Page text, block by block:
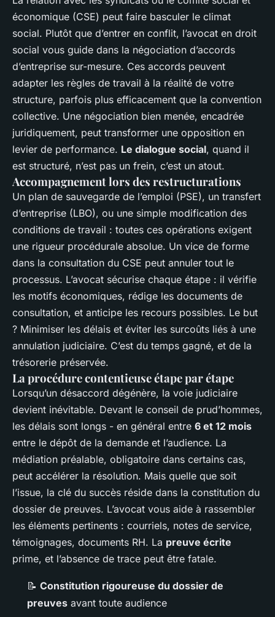
économique (CSE) peut faire basculer le climat
social. Plutôt que d’entrer en conflit, l’avocat en droit
social vous guide dans la négociation d’accords
d’entreprise sur-mesure. Ces accords peuvent
adapter les règles de travail à la réalité de votre
structure, parfois plus efficacement que la convention
collective. Une négociation bien menée, encadrée
juridiquement, peut transformer une opposition en
levier de performance. Le dialogue social, quand il
est structuré, n’est pas un frein, c’est un atout.
Accompagnement lors des restructurations
Un plan de sauvegarde de l’emploi (PSE), un transfert
d’entreprise (LBO), ou une simple modification des
conditions de travail : toutes ces opérations exigent
une rigueur procédurale absolue. Un vice de forme
dans la consultation du CSE peut annuler tout le
processus. L’avocat sécurise chaque étape : il vérifie
les motifs économiques, rédige les documents de
consultation, et anticipe les recours possibles. Le but
? Minimiser les délais et éviter les surcoûts liés à une
annulation judiciaire. C’est du temps gagné, et de la
trésorerie préservée.
La procédure contentieuse étape par étape
Lorsqu’un désaccord dégénère, la voie judiciaire
devient inévitable. Devant le conseil de prud’hommes,
les délais sont longs - en général entre 6 et 12 mois
entre le dépôt de la demande et l’audience. La
médiation préalable, obligatoire dans certains cas,
peut accélérer la résolution. Mais quelle que soit
l’issue, la clé du succès réside dans la constitution du
dossier de preuves. L’avocat vous aide à rassembler
les éléments pertinents : courriels, notes de service,
témoignages, documents RH. La preuve écrite
prime, et l’absence de trace peut être fatale.
📝 Constitution rigoureuse du dossier de
preuves avant toute audience